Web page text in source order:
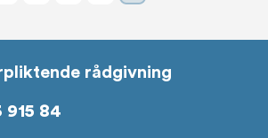
rådgivning
915 84